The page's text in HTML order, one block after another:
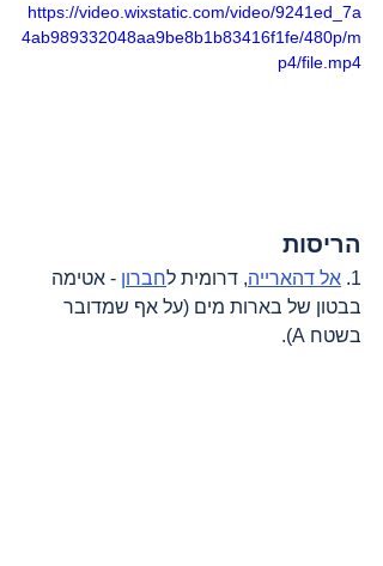
https://video.wixstatic.com/video/9241ed_7a
4ab989332048aa9be8b1b83416f1fe/480p/m
p4/file.mp4
הריסות
1. אל דהארייה, דרומית לחברון - אטימה
בבטון של בארות מים (על אף שמדובר
בשטח A).